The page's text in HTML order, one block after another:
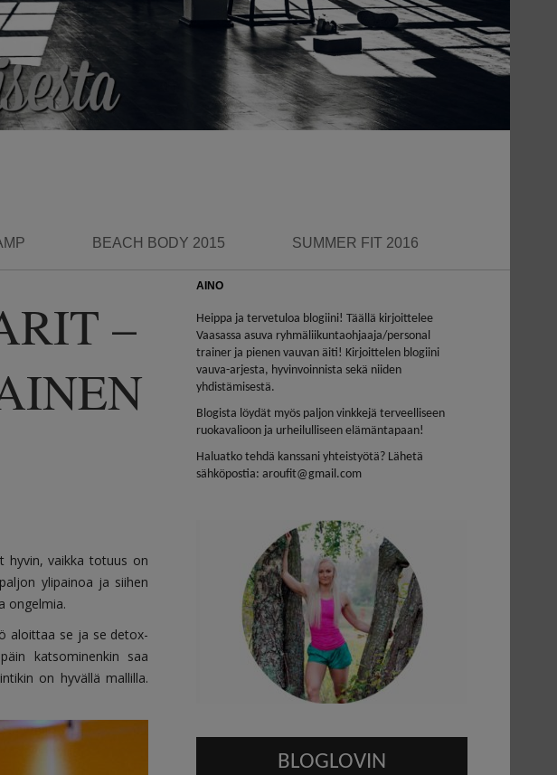
BEACH BODY 2015 SUMMER FIT 2016
–
hyvin, vaikka totuus on
ylipainoa ja siihen
ongelmia.
aloittaa se ja se detox-
katsominenkin saa
on hyvällä mallilla.
AINO
Heippa ja tervetuloa blogiini! Täällä kirjoittelee
Vaasassa asuva ryhmäliikuntaohjaaja/personal
trainer ja pienen vauvan äiti! Kirjoittelen blogiini
vauva-arjesta, hyvinvoinnista sekä niiden
yhdistämisestä.
Blogista löydät myös paljon vinkkejä terveelliseen
ruokavalioon ja urheilulliseen elämäntapaan!
Haluatko tehdä kanssani yhteistyötä? Lähetä
sähköpostia: aroufit@gmail.com
BLOGLOVIN